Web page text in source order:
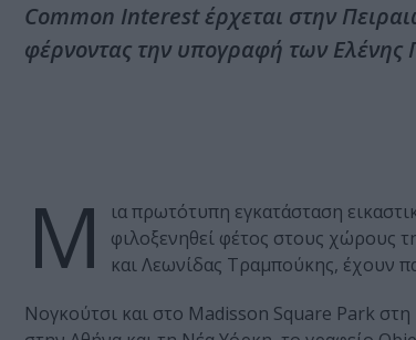
Common Interest έρχεται στην
φέρνοντας την υπογραφή των
Μ ια πρωτότυπη εγκατάσταση
φιλοξενηθεί φέτος στους χώρους
και Λεωνίδας Τραμπούκης, έχουν
Νογκούτσι και στο Madisson Square Park